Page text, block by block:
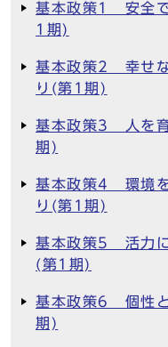
基本政策1 安全
1期)
基本政策2 幸せな
り(第1期)
基本政策3 人を育
期)
基本政策4 環境を
り(第1期)
基本政策5 活力に
(第1期)
基本政策6 個性と
期)